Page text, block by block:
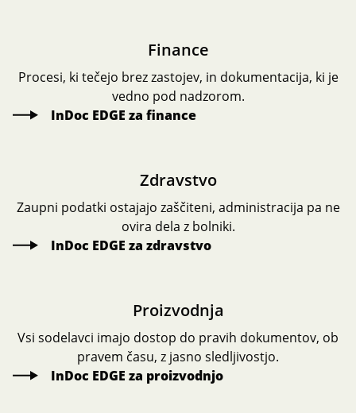
Finance
Procesi, ki tečejo brez zastojev, in dokumentacija, ki je
vedno pod nadzorom.
InDoc EDGE za finance
Zdravstvo
Zaupni podatki ostajajo zaščiteni, administracija pa ne
ovira dela z bolniki.
InDoc EDGE za zdravstvo
Proizvodnja
Vsi sodelavci imajo dostop do pravih dokumentov, ob
pravem času, z jasno sledljivostjo.
InDoc EDGE za proizvodnjo